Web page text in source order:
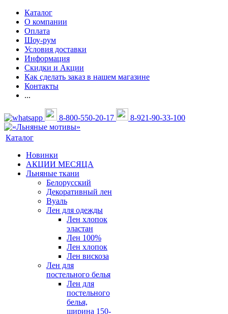
Каталог
О компании
Оплата
Шоу-рум
Условия доставки
Информация
Скидки и Акции
Как сделать заказ в нашем магазине
Контакты
...
8-800-550-20-17 8-921-90-33-100
Каталог
Новинки
АКЦИИ МЕСЯЦА
Льняные ткани
Белорусский
Декоративный лен
Вуаль
Лен для одежды
Лен хлопок
эластан
Лен 100%
Лен хлопок
Лен вискоза
Лен для
постельного белья
Лен для
постельного
белья,
ширина 150-